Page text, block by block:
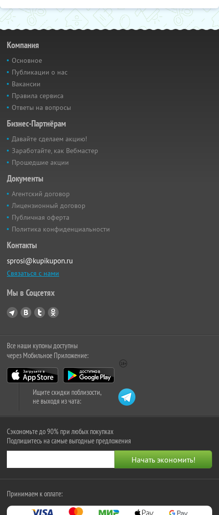
Компания
Основное
Публикации о нас
Вакансии
Правила сервиса
Ответы на вопросы
Бизнес-Партнёрам
Давайте сделаем акцию!
Заработайте, как Вебмастер
Прошедшие акции
Документы
Агентский договор
Лицензионный договор
Публичная оферта
Политика конфиденциальности
Контакты
sprosi@kupikupon.ru
Связаться с нами
Мы в Соцсетях
Все наши купоны доступны
через Мобильное Приложение:
Ищите скидки поблизости,
не выходя из чата:
Сэкономьте до 90% при любых покупках
Подпишитесь на самые выгодные предложения
Принимаем к оплате: